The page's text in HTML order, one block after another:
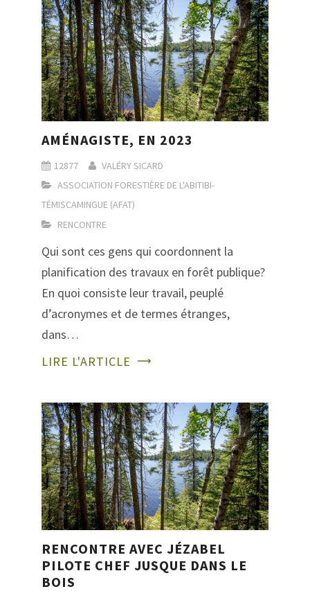
AMÉNAGISTE, EN 2023
12877
VALÉRY SICARD
ASSOCIATION FORESTIÈRE DE L'ABITIBI-
TÉMISCAMINGUE (AFAT)
RENCONTRE
Qui sont ces gens qui coordonnent la
planification des travaux en forêt publique?
En quoi consiste leur travail, peuplé
d’acronymes et de termes étranges,
dans…
LIRE L'ARTICLE
RENCONTRE AVEC JÉZABEL
PILOTE CHEF JUSQUE DANS LE
BOIS